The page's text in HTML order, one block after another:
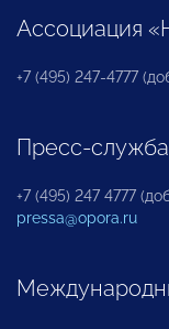
Ассоциация
+7 (495) 247-4777
Пресс-служба
+7 (495) 247 4777
pressa@opora.ru